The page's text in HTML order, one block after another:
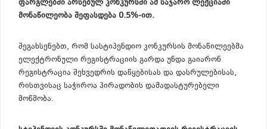
ფარგლებში არსებულ კონკურსში ამ საჯარო ლექციაში
მონაწილეობა შეფასდება 0.5%-ით.
შეგახსენებთ, რომ სასტიპენდიო კონკურსის მონაწილეებმა
ელექტრონული რეგისტრაციის გარდა უნდა გაიარონ
რეგისტრაცია შეხვედრის დაწყებისას და დასრულებისას,
რისთვისაც საჭიროა პირადობის დამადასტურებელი
მოწმობა.